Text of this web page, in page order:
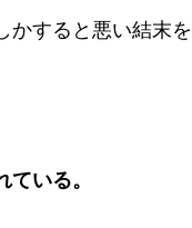
かすると悪い結末を
いる。